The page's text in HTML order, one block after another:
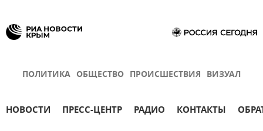
ПОЛИТИКА ОБЩЕСТВО ПРОИСШЕСТВИЯ ВИЗУАЛ
НОВОСТИ ПРЕСС-ЦЕНТР РАДИО КОНТАКТЫ